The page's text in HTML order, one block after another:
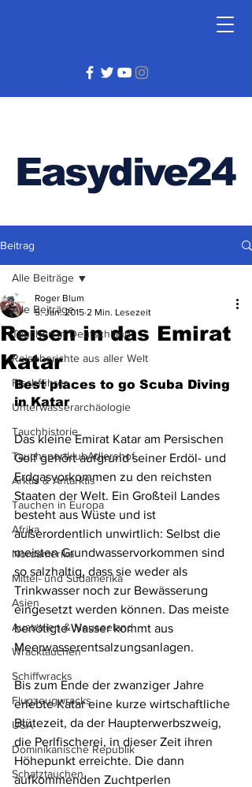
Easydive24
Beitrag
Alle Beiträge
Tauchen in Deutschland
Reiseberichte aus aller Welt
Fischführer
Unterwasserarchäologie
Tauchhistorie
TauchsportklubAdlershof
Arktis & Antarktis
Tauchen in Europa
Afrika
Nordamerika
Mittel- und Südamerika
Asien
Australien & Neuseeland
Wracktauchen
Schiffwracks
Flugzeugwracks
USA
Dominikanische Republik
Schatztauchen
Alle Beiträge
Reisen in das Emirat
Katar
Roger Blum
5. Jan. 2015 2 Min. Lesezeit
Best places to go Scuba Diving
in Katar
Das kleine Emirat Katar am Persischen
Golf gehört aufgrund seiner Erdöl- und
Erdgasvorkommen zu den reichsten
Staaten der Welt. Ein Großteil Landes
besteht aus Wüste und ist
außerordentlich unwirtlich: Selbst die
meisten Grundwasservorkommen sind
so salzhaltig, dass sie weder als
Trinkwasser noch zur Bewässerung
eingesetzt werden können. Das meiste
benötigte Wasser kommt aus
Meerwasserentsalzungsanlagen.
Bis zum Ende der zwanziger Jahre
erlebte Katar eine kurze wirtschaftliche
Blütezeit, da der Haupterwerbszweig,
die Perlfischerei, in dieser Zeit ihren
Höhepunkt erreichte. Die dann
aufkommenden Zuchtperlen